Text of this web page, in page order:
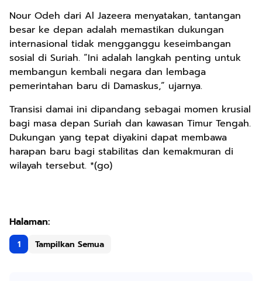
Nour Odeh dari Al Jazeera menyatakan, tantangan
besar ke depan adalah memastikan dukungan
internasional tidak mengganggu keseimbangan
sosial di Suriah. “Ini adalah langkah penting untuk
membangun kembali negara dan lembaga
pemerintahan baru di Damaskus,” ujarnya.
Transisi damai ini dipandang sebagai momen krusial
bagi masa depan Suriah dan kawasan Timur Tengah.
Dukungan yang tepat diyakini dapat membawa
harapan baru bagi stabilitas dan kemakmuran di
wilayah tersebut. *(go)
1 Tampilkan Semua